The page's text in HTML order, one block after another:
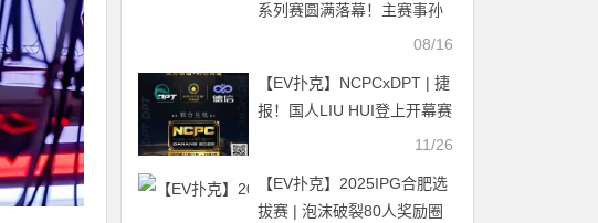
系列赛圆满落幕！主赛事孙
健峰长驱直上称王蜀地！9月
08/16
【EV扑克】NCPCxDPT | 捷
报！国人LIU HUI登上开幕赛
冠军宝座，深筹赛CL于国迪
军
11/26
【EV扑克】2025IPG合肥选
拔赛 | 泡沫破裂80人奖励圈